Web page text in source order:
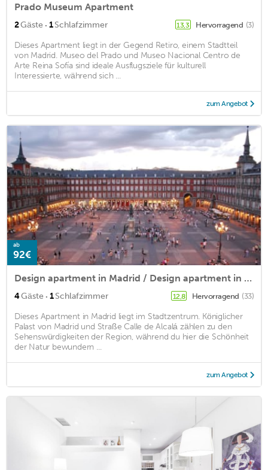
Prado Museum Apartment
2Gäste · 1Schlafzimmer 13,3 Hervorragend (3)
Dieses Apartment liegt in der Gegend Retiro, einem Stadtteil
von Madrid. Museo del Prado und Museo Nacional Centro de
Arte Reina Sofía sind ideale Ausflugsziele für kulturell
Interessierte, während sich ...
zum Angebot
ab
92€
Design apartment in Madrid / Design apartment in the heart of Madrid
4Gäste · 1Schlafzimmer 12,8 Hervorragend (33)
Dieses Apartment in Madrid liegt im Stadtzentrum. Königlicher
Palast von Madrid und Straße Calle de Alcalá zählen zu den
Sehenswürdigkeiten der Region, während du hier die Schönheit
der Natur bewundern ...
zum Angebot